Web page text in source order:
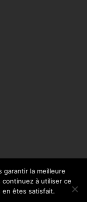
garantir la meilleure
à utiliser ce
en êtes satisfait.